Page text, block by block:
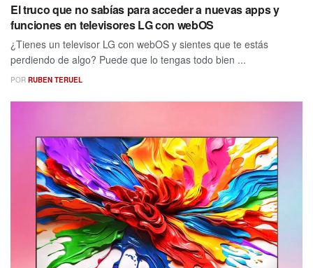
El truco que no sabías para acceder a nuevas apps y
funciones en televisores LG con webOS
¿Tienes un televisor LG con webOS y sientes que te estás
perdiendo de algo? Puede que lo tengas todo bien ...
POR RUBEN TERUEL